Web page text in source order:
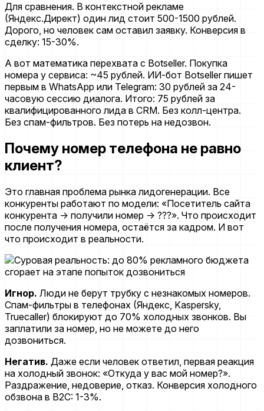
Для сравнения. В контекстной рекламе
(Яндекс.Директ) один лид стоит 500-1500 рублей.
Дорого, но человек сам оставил заявку. Конверсия в
сделку: 15-30%.
А вот математика перехвата с Botseller. Покупка
номера у сервиса: ~45 рублей. ИИ-бот Botseller пишет
первым в WhatsApp или Telegram: 30 рублей за 24-
часовую сессию диалога. Итого: 75 рублей за
квалифицированного лида в CRM. Без колл-центра.
Без спам-фильтров. Без потерь на недозвон.
Почему номер телефона не равно
клиент?
Это главная проблема рынка лидогенерации. Все
конкуренты работают по модели: «Посетитель сайта
конкурента -> получили номер -> ???». Что происходит
после получения номера, остаётся за кадром. И вот
что происходит в реальности.
Игнор. Люди не берут трубку с незнакомых номеров.
Спам-фильтры в телефонах (Яндекс, Kaspersky,
Truecaller) блокируют до 70% холодных звонков. Вы
заплатили за номер, но не можете до него
дозвониться.
Негатив. Даже если человек ответил, первая реакция
на холодный звонок: «Откуда у вас мой номер?».
Раздражение, недоверие, отказ. Конверсия холодного
обзвона в B2C: 1-3%.